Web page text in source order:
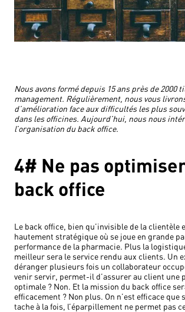
Nous avons formé depuis 15 ans près de 2000
management. Régulièrement, nous vous
d’amélioration face aux difficultés les plus
dans les officines. Aujourd’hui, nous nous
l’organisation du back office.
4# Ne pas
back office
Le back office, bien qu’invisible de la clientèle
hautement stratégique où se joue en grande
performance de la pharmacie. Plus la
meilleur sera le service rendu aux clients. Un
déranger plusieurs fois un collaborateur
venir servir, permet-il d’assurer au client une
optimale ? Non. Et la mission du back office
efficacement ? Non plus. On n’est efficace que
tache à la fois, l’éparpillement ne permet pas